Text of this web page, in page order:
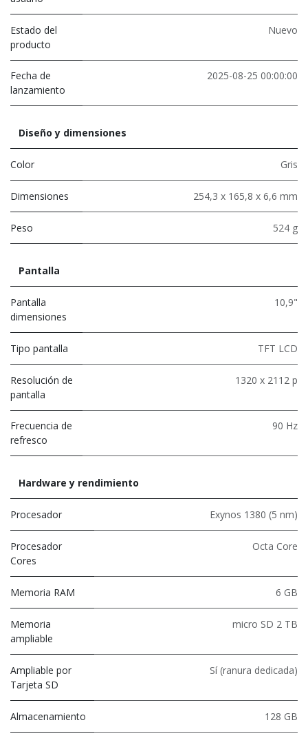
Estado del
producto
Nuevo
Fecha de
lanzamiento
2025-08-25 00:00:00
Diseño y dimensiones
Color Gris
Dimensiones 254,3 x 165,8 x 6,6 mm
Peso 524 g
Pantalla
Pantalla
dimensiones
10,9"
Tipo pantalla TFT LCD
Resolución de
pantalla
1320 x 2112 p
Frecuencia de
refresco
90 Hz
Hardware y rendimiento
Procesador Exynos 1380 (5 nm)
Procesador
Cores
Octa Core
Memoria RAM 6 GB
Memoria
ampliable
micro SD 2 TB
Ampliable por
Tarjeta SD
Sí (ranura dedicada)
Almacenamiento 128 GB